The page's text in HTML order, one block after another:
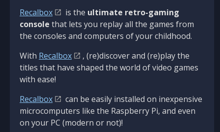
Recalbox is the ultimate retro-gaming
console that lets you replay all the games from
the consoles and computers of your childhood.
With Recalbox
, (re)discover and (re)play the
titles that have shaped the world of video games
with ease!
Recalbox
can be easily installed on inexpensive
microcomputers like the Raspberry Pi, and even
on your PC (modern or not)!